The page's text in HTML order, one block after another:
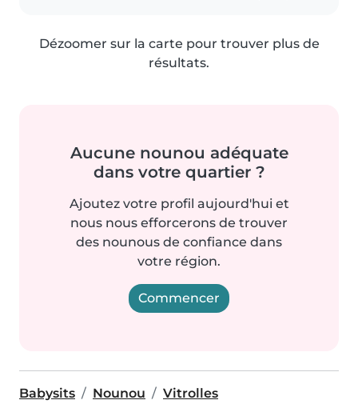
Dézoomer sur la carte pour trouver plus de
résultats.
Aucune nounou adéquate
dans votre quartier ?
Ajoutez votre profil aujourd'hui et
nous nous efforcerons de trouver
des nounous de confiance dans
votre région.
Commencer
Babysits Nounou Vitrolles